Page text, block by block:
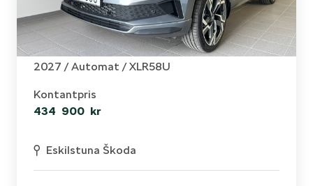
Skoda - Karoq
Sportline 1,5 TSI 150 HK 7 VXL DSG
2027 /Automat / XLR58U
Kontantpris
434 900 kr
Eskilstuna Škoda